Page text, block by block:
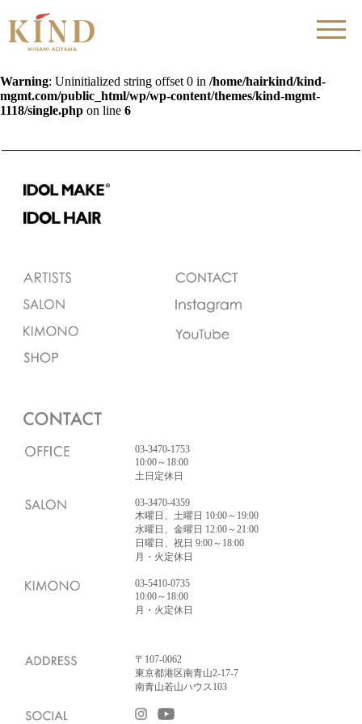
Warning: Uninitialized string offset 0 in /home/hairkind/kind-
mgmt.com/public_html/wp/wp-content/themes/kind-mgmt-
1118/single.php on line 6
03-3470-1753
10:00～18:00
土日定休日
03-3470-4359
木曜日、土曜日 10:00～19:00
水曜日、金曜日 12:00～21:00
日曜日、祝日 9:00～18:00
月・火定休日
03-5410-0735
10:00～18:00
月・火定休日
〒107-0062
東京都港区南青山2-17-7
南青山若山ハウス103